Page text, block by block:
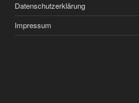
Datenschutzerklärung
Impressum